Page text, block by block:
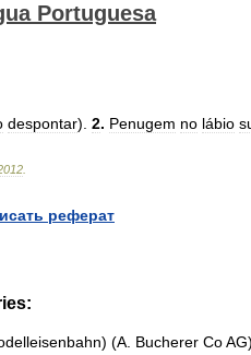
Portuguesa
despontar). 2. Penugem no lábio
реферат
(A. Bucherer Co